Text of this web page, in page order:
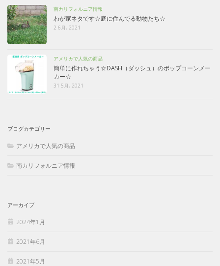
南カリフォルニア情報
わが家ネタです☆庭に住んでる動物たち☆
2 6月, 2021
アメリカで人気の商品
簡単に作れちゃう☆DASH（ダッシュ）のポップコーンメー
カー☆
31 5月, 2021
ブログカテゴリー
アメリカで人気の商品
南カリフォルニア情報
アーカイブ
2024年1月
2021年6月
2021年5月